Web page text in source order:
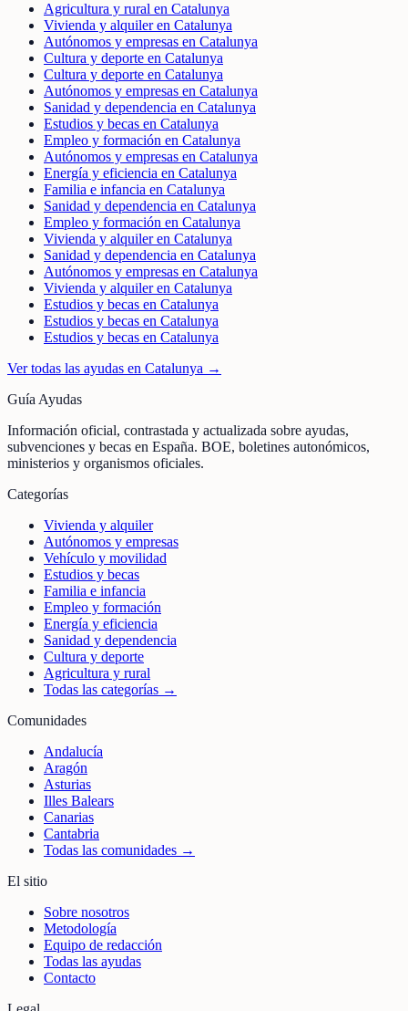
Agricultura y rural en Catalunya
Vivienda y alquiler en Catalunya
Autónomos y empresas en Catalunya
Cultura y deporte en Catalunya
Cultura y deporte en Catalunya
Autónomos y empresas en Catalunya
Sanidad y dependencia en Catalunya
Estudios y becas en Catalunya
Empleo y formación en Catalunya
Autónomos y empresas en Catalunya
Energía y eficiencia en Catalunya
Familia e infancia en Catalunya
Sanidad y dependencia en Catalunya
Empleo y formación en Catalunya
Vivienda y alquiler en Catalunya
Sanidad y dependencia en Catalunya
Autónomos y empresas en Catalunya
Vivienda y alquiler en Catalunya
Estudios y becas en Catalunya
Estudios y becas en Catalunya
Estudios y becas en Catalunya
Ver todas las ayudas en Catalunya →
Guía Ayudas
Información oficial, contrastada y actualizada sobre ayudas,
subvenciones y becas en España. BOE, boletines autonómicos,
ministerios y organismos oficiales.
Categorías
Vivienda y alquiler
Autónomos y empresas
Vehículo y movilidad
Estudios y becas
Familia e infancia
Empleo y formación
Energía y eficiencia
Sanidad y dependencia
Cultura y deporte
Agricultura y rural
Todas las categorías →
Comunidades
Andalucía
Aragón
Asturias
Illes Balears
Canarias
Cantabria
Todas las comunidades →
El sitio
Sobre nosotros
Metodología
Equipo de redacción
Todas las ayudas
Contacto